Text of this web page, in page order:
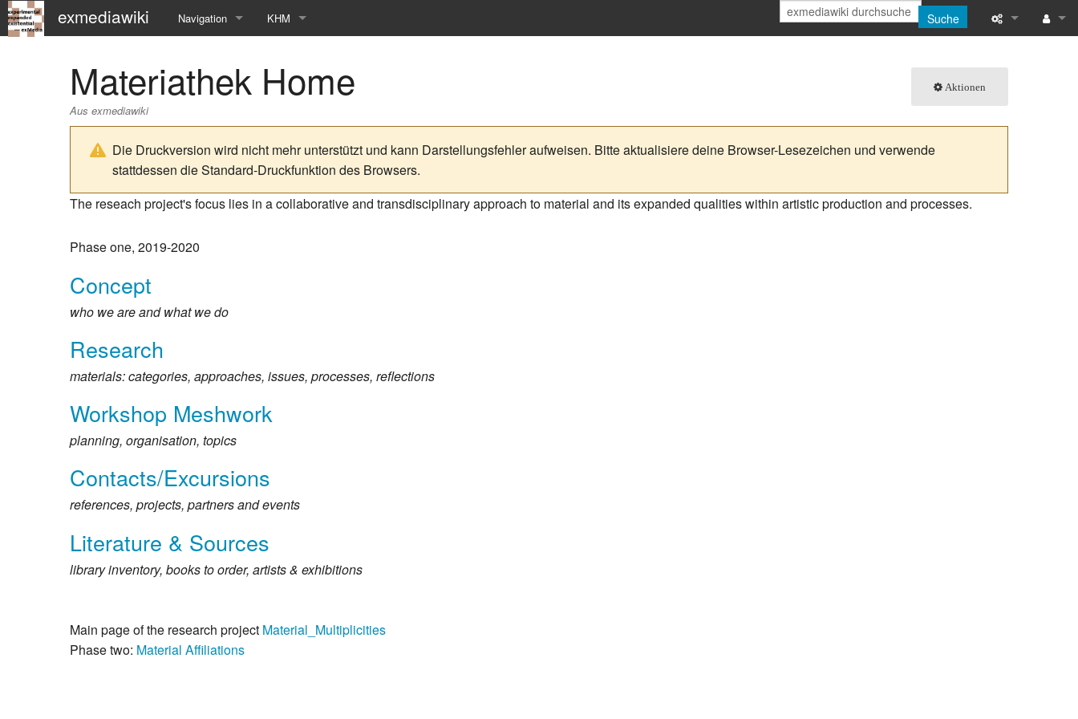
exmediawiki Navigation
Letzte Änderungen
Editierhilfe
KHM
Fg_exMedia
exMedia Blog
Suche
Spezialseiten
Aktionen
Materiathek Home
Aus exmediawiki
Die Druckversion wird nicht mehr unterstützt und kann Darstellungsfehler aufweisen. Bitte aktualisiere deine Browser-Lesezeichen und verwende
stattdessen die Standard-Druckfunktion des Browsers.
The reseach project's focus lies in a collaborative and transdisciplinary approach to material and its expanded qualities within artistic production and processes.
Phase one, 2019-2020
Concept
who we are and what we do
Research
materials: categories, approaches, issues, processes, reflections
Workshop Meshwork
planning, organisation, topics
Contacts/Excursions
references, projects, partners and events
Literature & Sources
library inventory, books to order, artists & exhibitions
Main page of the research project Material_Multiplicities
Phase two: Material Affiliations